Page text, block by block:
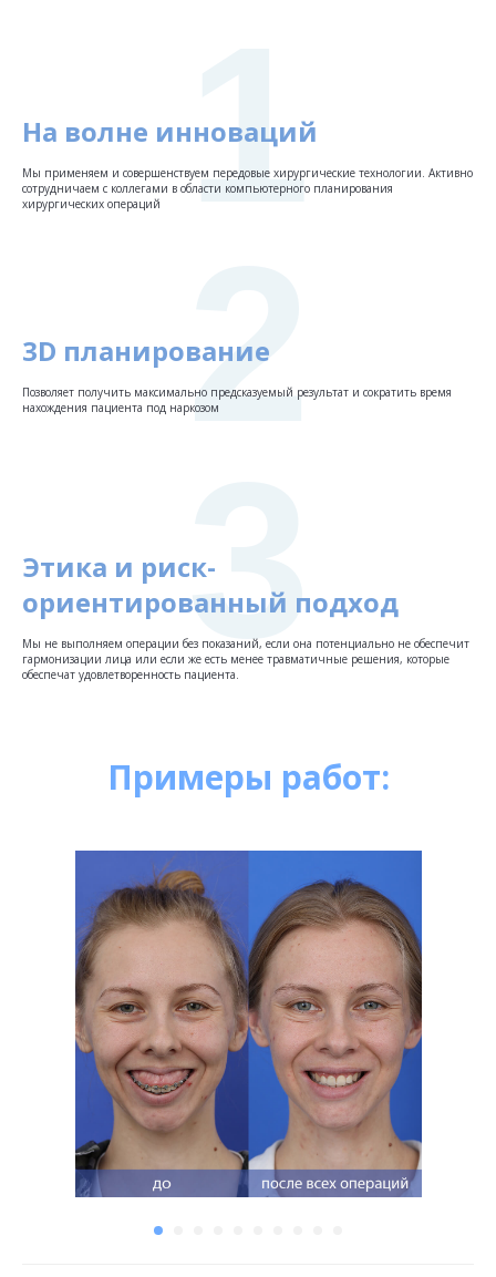
На волне инноваций
Мы применяем и совершенствуем передовые хирургические технологии. Активно
сотрудничаем с коллегами в области компьютерного планирования
хирургических операций
1
3D планирование
Позволяет получить максимально предсказуемый результат и сократить время
нахождения пациента под наркозом2
Этика и риск-
ориентированный подход
Мы не выполняем операции без показаний, если она потенциально не обеспечит
гармонизации лица или если же есть менее травматичные решения, которые
обеспечат удовлетворенность пациента.3
Примеры работ: